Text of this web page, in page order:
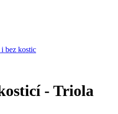
bez kostic
- Triola